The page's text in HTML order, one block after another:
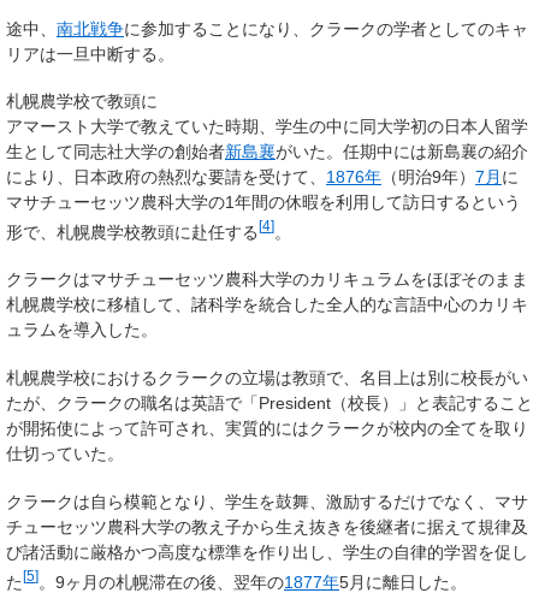
途中、 南北戦争に参加することになり、クラークの学者としてのキャ
リアは一旦中断する。
札幌農学校で教頭に
アマースト大学で教えていた時期、学生の中に同大学初の日本人留学
生として同志社大学の創始者新島襄がいた。任期中には新島襄の紹介
により、日本政府の熱烈な要請を受けて、 1876年 （明治9年） 7月 に
マサチューセッツ農科大学の1年間の休暇を利用して訪日するという
形で、札幌農学校教頭に赴任する [4] 。
クラークはマサチューセッツ農科大学のカリキュラムをほぼそのまま
札幌農学校に移植して、諸科学を統合した全人的な言語中心のカリキ
ュラムを導入した。
札幌農学校におけるクラークの立場は教頭で、名目上は別に校長がい
たが、クラークの職名は英語で「President（校長）」と表記すること
が開拓使によって許可され、実質的にはクラークが校内の全てを取り
仕切っていた。
クラークは自ら模範となり、学生を鼓舞、激励するだけでなく、マサ
チューセッツ農科大学の教え子から生え抜きを後継者に据えて規律及
び諸活動に厳格かつ高度な標準を作り出し、学生の自律的学習を促し
た[5]。9ヶ月の札幌滞在の後、翌年の1877年5月に離日した。